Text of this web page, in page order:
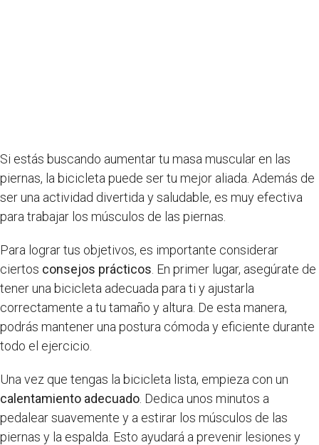
Si estás buscando aumentar tu masa muscular en las
piernas, la bicicleta puede ser tu mejor aliada. Además de
ser una actividad divertida y saludable, es muy efectiva
para trabajar los músculos de las piernas.
Para lograr tus objetivos, es importante considerar
ciertos consejos prácticos . En primer lugar, asegúrate de
tener una bicicleta adecuada para ti y ajustarla
correctamente a tu tamaño y altura. De esta manera,
podrás mantener una postura cómoda y eficiente durante
todo el ejercicio.
Una vez que tengas la bicicleta lista, empieza con un
calentamiento adecuado . Dedica unos minutos a
pedalear suavemente y a estirar los músculos de las
piernas y la espalda. Esto ayudará a prevenir lesiones y